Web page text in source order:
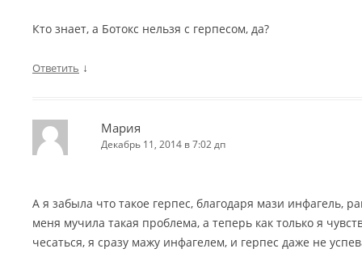
Кто знает, а Ботокс нельзя с герпесом, да?
Ответить ↓
Мария
Декабрь 11, 2014 в 7:02 дп
А я забыла что такое герпес, благодаря мази инфагель,
меня мучила такая проблема, а теперь как только я
чесаться, я сразу мажу инфагелем, и герпес даже не